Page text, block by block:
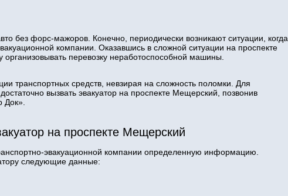
без форс-мажоров. Конечно, периодически возникают ситуации, когда
компании. Оказавшись в сложной ситуации на проспекте
перевозку неработоспособной машины.
транспортных средств, невзирая на сложность поломки. Для
вызвать эвакуатор на проспекте Мещерский, позвонив
Док».
на проспекте Мещерский
эвакуационной компании определенную информацию.
следующие данные: